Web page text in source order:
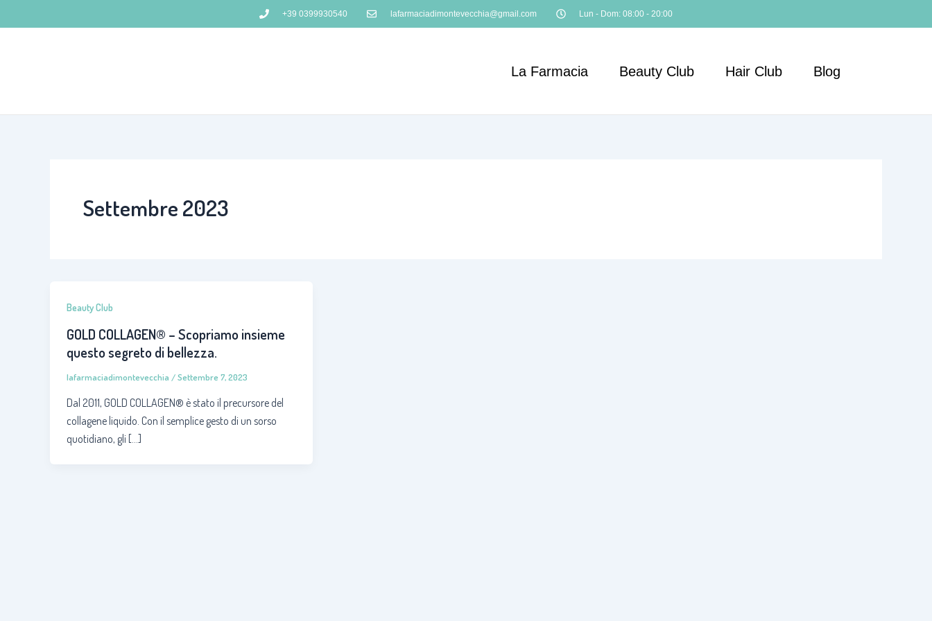
al
+39 0399930540 lafarmaciadimontevecchia@gmail.com Lun - Dom: 08:00 - 20:00
La Farmacia Beauty Club Hair Club Blog
Settembre 2023
Beauty Club
GOLD COLLAGEN® – Scopriamo insieme
questo segreto di bellezza.
lafarmaciadimontevecchia /Settembre 7, 2023
Dal 2011, GOLD COLLAGEN® è stato il precursore del
collagene liquido. Con il semplice gesto di un sorso
quotidiano, gli […]